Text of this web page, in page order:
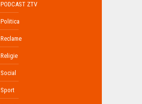
PODCAST ZTV
Politica
Reclame
Religie
Social
Sport